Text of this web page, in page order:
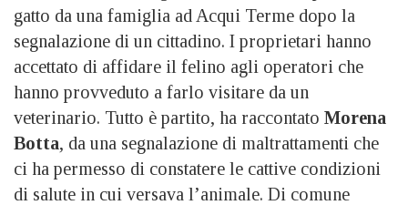
gatto da una famiglia ad Acqui Terme dopo la
segnalazione di un cittadino. I proprietari hanno
accettato di affidare il felino agli operatori che
hanno provveduto a farlo visitare da un
veterinario. Tutto è partito, ha raccontato Morena
Botta, da una segnalazione di maltrattamenti che
ci ha permesso di constatere le cattive condizioni
di salute in cui versava l’animale. Di comune